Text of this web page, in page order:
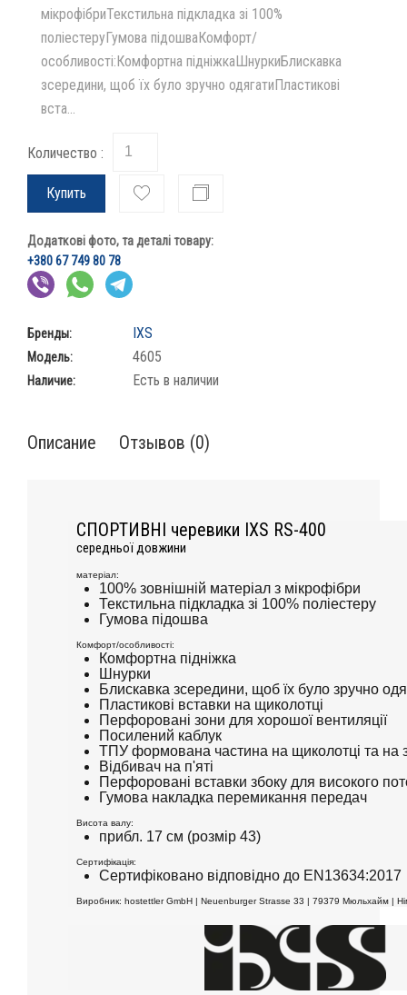
мікрофібриТекстильна підкладка зі 100%
поліестеруГумова підошваКомфорт/
особливості:Комфортна підніжкаШнуркиБлискавка
зсередини, щоб їх було зручно одягатиПластикові
вста...
Количество :
Купить
Додаткові фото, та деталі товару:
+380 67 749 80 78
Бренды: IXS
Модель: 4605
Наличие: Есть в наличии
Описание Отзывов (0)
СПОРТИВНІ черевики IXS RS-400
середньої довжини
матеріал:
100% зовнішній матеріал з мікрофібри
Текстильна підкладка зі 100% поліестеру
Гумова підошва
Комфорт/особливості:
Комфортна підніжка
Шнурки
Блискавка зсередини, щоб їх було зручно
Пластикові вставки на щиколотці
Перфоровані зони для хорошої вентиляції
Посилений каблук
ТПУ формована частина на щиколотці та на
Відбивач на п'яті
Перфоровані вставки збоку для високого
Гумова накладка перемикання передач
Висота валу:
прибл. 17 см (розмір 43)
Сертифікація:
Сертифіковано відповідно до EN13634:2017
Виробник: hostettler GmbH | Neuenburger Strasse 33 | 79379 Мюльхайм |